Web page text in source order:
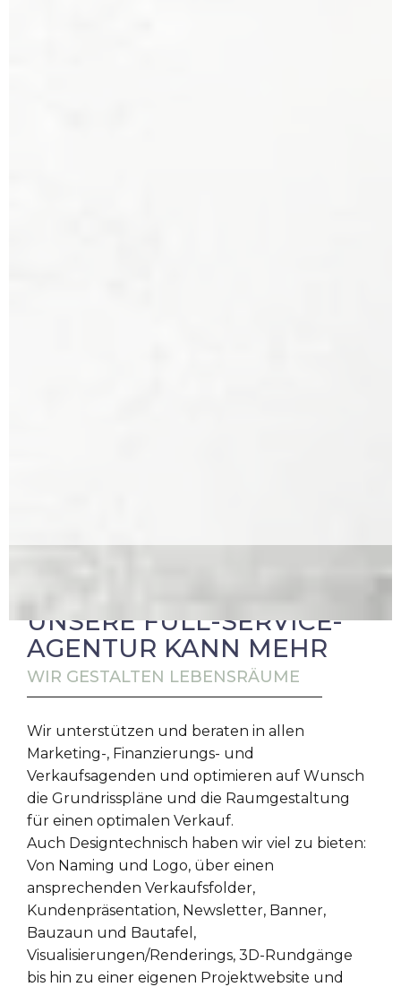
UNSERE FULL-SERVICE-
AGENTUR KANN MEHR
WIR GESTALTEN LEBENSRÄUME
Wir unterstützen und beraten in allen
Marketing-, Finanzierungs- und
Verkaufsagenden und optimieren auf Wunsch
die Grundrisspläne und die Raumgestaltung
für einen optimalen Verkauf.
Auch Designtechnisch haben wir viel zu bieten:
Von Naming und Logo, über einen
ansprechenden Verkaufsfolder,
Kundenpräsentation, Newsletter, Banner,
Bauzaun und Bautafel,
Visualisierungen/Renderings, 3D-Rundgänge
bis hin zu einer eigenen Projektwebsite und